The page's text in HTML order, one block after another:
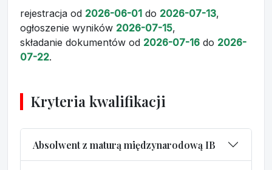
rejestracja od 2026-06-01 do 2026-07-13,
ogłoszenie wyników 2026-07-15,
składanie dokumentów od 2026-07-16 do 2026-
07-22.
Kryteria kwalifikacji
Absolwent z maturą międzynarodową IB